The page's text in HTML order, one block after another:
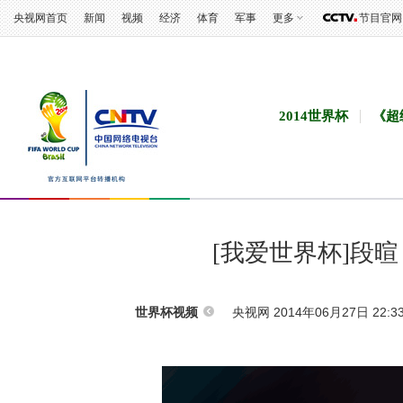
央视网首页 新闻 视频 经济 体育 军事 更多 节目官网
2014世界杯 《
[我爱世界杯]段
世界杯视频 央视网 2014年06月27日